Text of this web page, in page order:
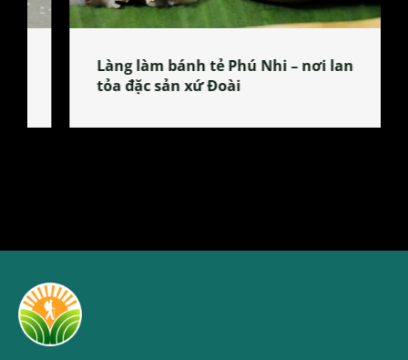
Làng làm bánh tẻ Phú Nhi – nơi lan
tỏa đặc sản xứ Đoài